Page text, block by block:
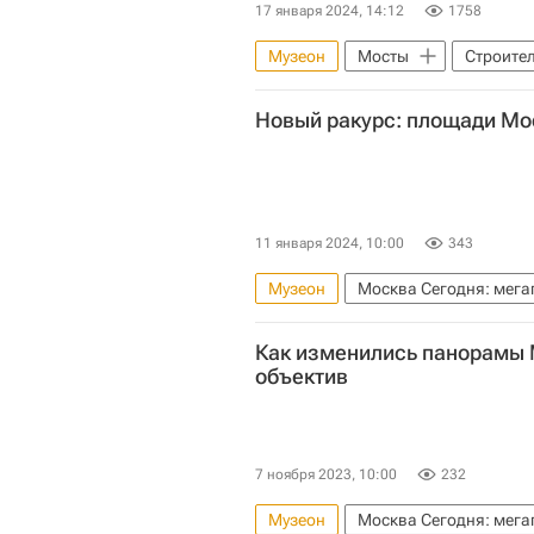
17 января 2024, 14:12 1758
Музеон Мосты
Московская область
Дом культуры "ГЭС-2"
Новый ракурс: площади
11 января 2024, 10:00 343
Музеон
Москва Сегодня:
Комплекс городского хозяйства
Городская среда
Москва
Как изменились панорамы
объектив
7 ноября 2023, 10:00 232
Музеон
Москва Сегодня: